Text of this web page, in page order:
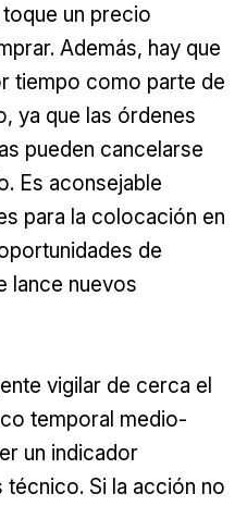
un precio
Además, hay que
tiempo como parte de
ya que las órdenes
pueden cancelarse
Es aconsejable
para la colocación en
de
lance nuevos
vigilar de cerca el
temporal medio-
un indicador
técnico. Si la acción no